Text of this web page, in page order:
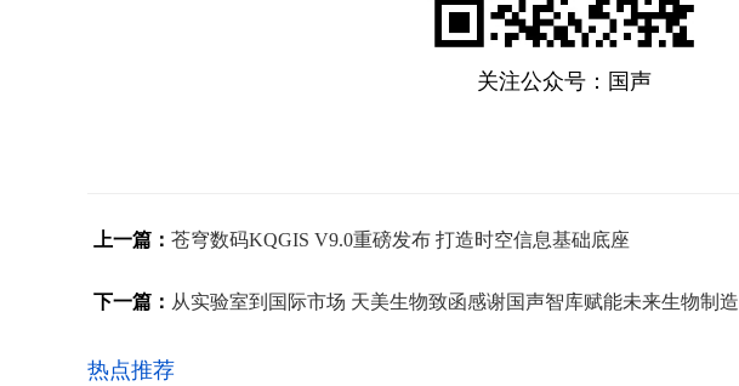
关注公众号：国声
上一篇： 苍穹数码KQGIS V9.0重磅发布 打造时空信息基础底座
下一篇： 从实验室到国际市场 天美生物致函感谢国声智库赋能未来生物制造
热点推荐